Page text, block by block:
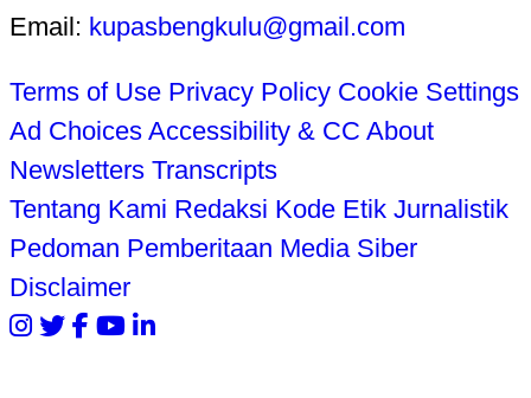
Email: kupasbengkulu@gmail.com
Terms of Use Privacy Policy Cookie Settings
Ad Choices Accessibility & CC About
Newsletters Transcripts
Tentang Kami Redaksi Kode Etik Jurnalistik
Pedoman Pemberitaan Media Siber
Disclaimer